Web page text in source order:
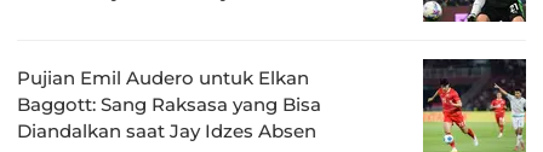
Pujian Emil Audero untuk Elkan
Baggott: Sang Raksasa yang Bisa
Diandalkan saat Jay Idzes Absen